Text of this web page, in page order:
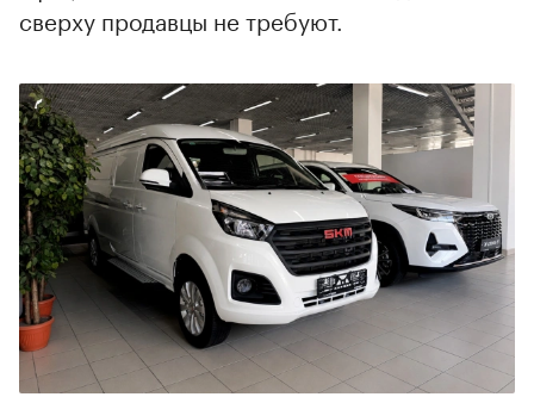
сверху продавцы не требуют.